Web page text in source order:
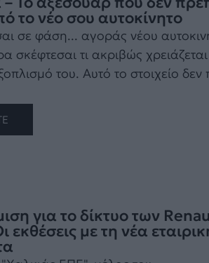
το νέο σου αυτοκίνητο
σε φάση... αγοράς νέου
σκέφτεσαι τι ακριβώς χρειάζεται
του. Αυτό το στοιχείο δεν
για το δίκτυο των
εκθέσεις με τη νέα